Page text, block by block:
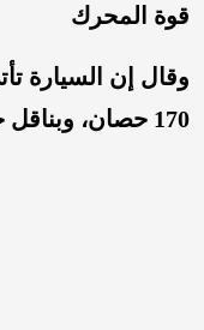
قوة المحرك
170 حصان، وبناقل حركة CVT، بنظام الدفع الرباعي.